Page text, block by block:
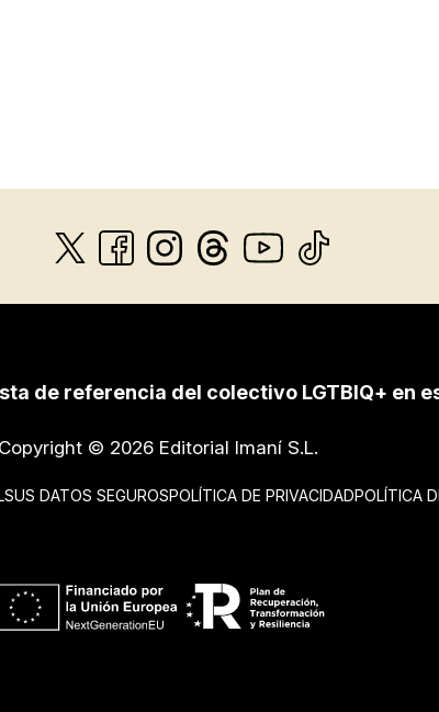
de referencia del colectivo LGTBIQ+ en
Copyright © 2026 Editorial Imaní S.L.
SUS DATOS SEGUROSPOLÍTICA DE PRIVACIDADPOLÍTICA